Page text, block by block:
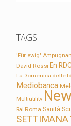
TAGS
'Für ewig'
David Rossi En RDC
La Domenica delle
Mediobanca
Multiutility
Rai Roma Sanità
SETTIMANA